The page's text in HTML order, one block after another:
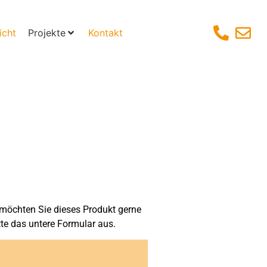
Projekte Kontakt
Sie dieses Produkt gerne
das untere Formular aus.